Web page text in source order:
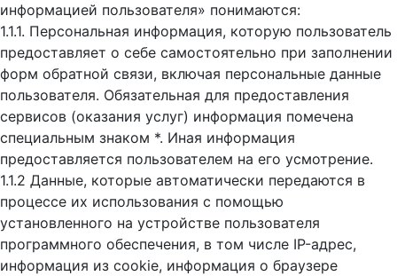
информацией пользователя» понимаются:
1.1.1. Персональная информация, которую пользователь
предоставляет о себе самостоятельно при заполнении
форм обратной связи, включая персональные данные
пользователя. Обязательная для предоставления
сервисов (оказания услуг) информация помечена
специальным знаком *. Иная информация
предоставляется пользователем на его усмотрение.
1.1.2 Данные, которые автоматически передаются в
процессе их использования с помощью
установленного на устройстве пользователя
программного обеспечения, в том числе IP-адрес,
информация из cookie, информация о браузере